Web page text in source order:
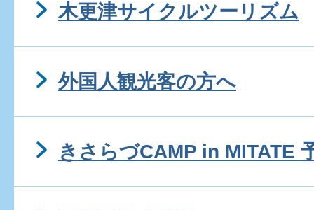
木更津サイクルツーリズム
外国人観光客の方へ
きさらづCAMP in MITATE